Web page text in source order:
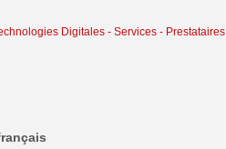
Digitales- Services - Prestataires